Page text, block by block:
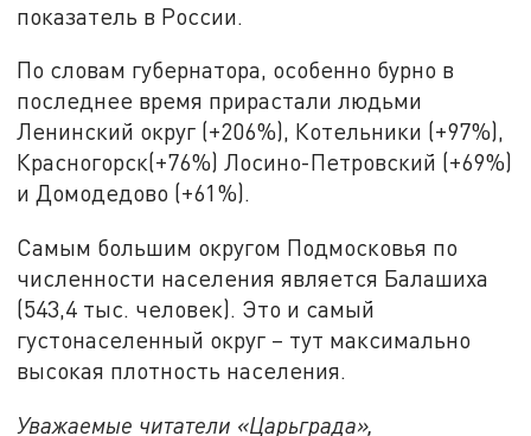
показатель в России.
По словам губернатора, особенно бурно в
последнее время прирастали людьми
Ленинский округ (+206%), Котельники (+97%),
Красногорск(+76%) Лосино-Петровский (+69%)
и Домодедово (+61%).
Самым большим округом Подмосковья по
численности населения является Балашиха
(543,4 тыс. человек). Это и самый
густонаселенный округ – тут максимально
высокая плотность населения.
Уважаемые читатели «Царьграда»,